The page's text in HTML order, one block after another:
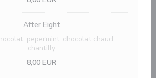
After Eight
pepermint, chocolat chaud,
chantilly
8,00 EUR